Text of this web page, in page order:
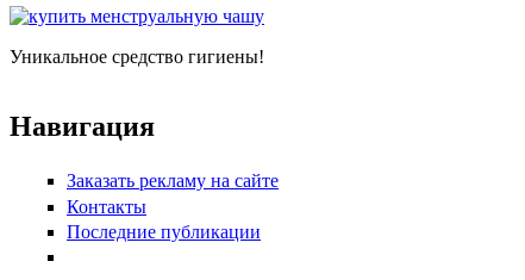
Уникальное средство гигиены!
Навигация
Заказать рекламу на сайте
Контакты
Последние публикации